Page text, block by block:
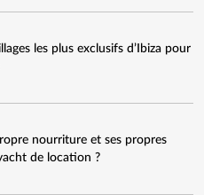
les plus exclusifs d’Ibiza pour
nourriture et ses propres
de location ?